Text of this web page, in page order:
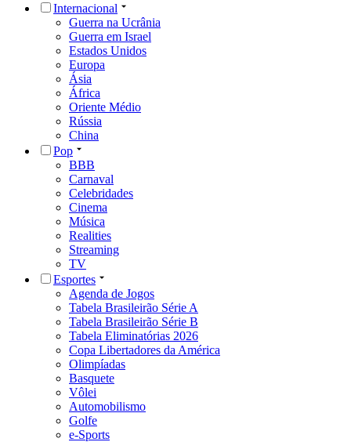
Internacional
Guerra na Ucrânia
Guerra em Israel
Estados Unidos
Europa
Ásia
África
Oriente Médio
Rússia
China
Pop
BBB
Carnaval
Celebridades
Cinema
Música
Realities
Streaming
TV
Esportes
Agenda de Jogos
Tabela Brasileirão Série A
Tabela Brasileirão Série B
Tabela Eliminatórias 2026
Copa Libertadores da América
Olimpíadas
Basquete
Vôlei
Automobilismo
Golfe
e-Sports